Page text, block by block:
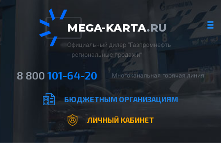
MEGA-KARTA.RU
Официальный дилер “Газпромнефть
– региональные продажи”
8 800 101-64-20 Многоканальная горячая линия
БЮДЖЕТНЫМ ОРГАНИЗАЦИЯМ
ЛИЧНЫЙ КАБИНЕТ